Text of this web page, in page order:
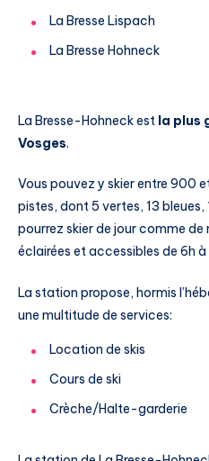
La Bresse Lispach
La Bresse Hohneck
La Bresse-Hohneck est la plus
Vosges.
Vous pouvez y skier entre 900
pistes, dont 5 vertes, 13 bleues,
pourrez skier de jour comme
éclairées et accessibles de 6h à
La station propose, hormis
une multitude de services:
Location de skis
Cours de ski
Crèche/Halte-garderie